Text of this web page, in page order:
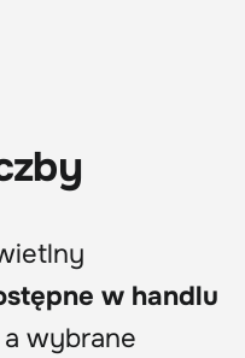
w handlu
a wybrane